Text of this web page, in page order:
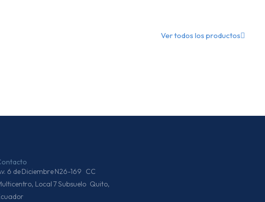
Ver todos los productos
6 de Diciembre N26-169 CC
Local 7 Subsuelo Quito,